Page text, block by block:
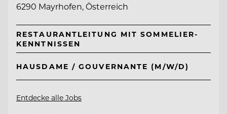
6290 Mayrhofen, Österreich
RESTAURANTLEITUNG MIT SOMMELIER-
KENNTNISSEN
HAUSDAME / GOUVERNANTE (M/W/D)
Entdecke alle Jobs